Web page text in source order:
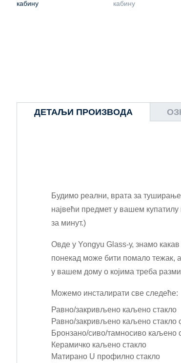
ДЕТАЉИ ПРОИЗВОДА
Будимо реални, врата за туширање
највећи предмет у вашем
за минут.)
Овде у Yongyu Glass-у, знамо
понекад може бити помало тежак,
у вашем дому о којима треба
Можемо инсталирати све следеће:
Равно/закривљено каљено стакло
Равно/закривљено каљено стакло
Бронзано/сиво/тамносиво каљено
Керамичко каљено стакло
Матирано U профилно стакло